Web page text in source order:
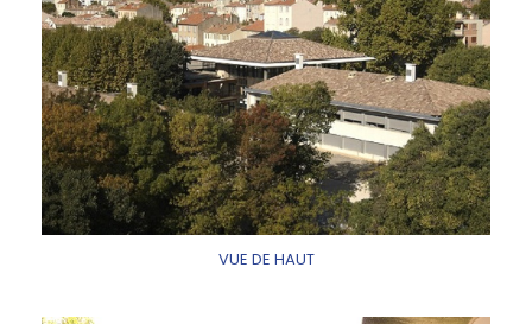
VUE DE HAUT